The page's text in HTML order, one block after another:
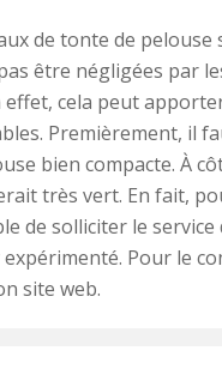
de tonte de
être négligées par
effet, cela peut
Premièrement, il
bien compacte. À
très vert. En fait,
de solliciter le
Pour le
site web.